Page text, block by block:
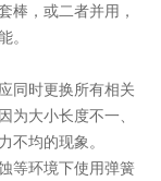
棒，或二者并用，
。
同时更换所有相关
为大小长度不一、
不均的现象。
等环境下使用弹簧